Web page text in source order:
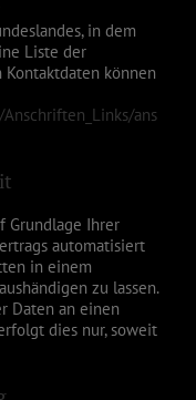
in dem
Liste der
können
ans
Grundlage Ihrer
automatisiert
in einem
zu lassen.
Daten an einen
dies nur, soweit